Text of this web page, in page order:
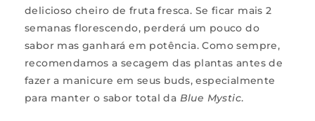
delicioso cheiro de fruta fresca. Se ficar mais 2
semanas florescendo, perderá um pouco do
sabor mas ganhará em potência. Como sempre,
recomendamos a secagem das plantas antes de
fazer a manicure em seus buds, especialmente
para manter o sabor total da Blue Mystic.